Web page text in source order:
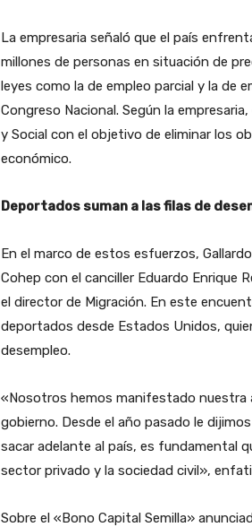
La empresaria señaló que el país
millones de personas en situación de
leyes como la de empleo parcial y la de
Congreso Nacional. Según la
y Social con el objetivo de eliminar los
económico.
Deportados suman a las filas de
En el marco de estos esfuerzos,
Cohep con el canciller Eduardo Enrique
el director de Migración. En este
deportados desde Estados Unidos,
desempleo.
«Nosotros hemos manifestado nuestra
gobierno. Desde el año pasado le
sacar adelante al país, es fundamental
sector privado y la sociedad civil»,
Sobre el «Bono Capital Semilla»